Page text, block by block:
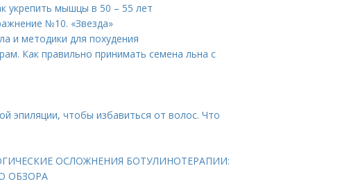
мышцы в 50 – 55 лет
№10. «Звезда»
и методики для похудения
Как правильно принимать семена льна с
эпиляции, чтобы избавиться от волос. Что
ОСЛОЖНЕНИЯ БОТУЛИНОТЕРАПИИ:
ОБЗОРА